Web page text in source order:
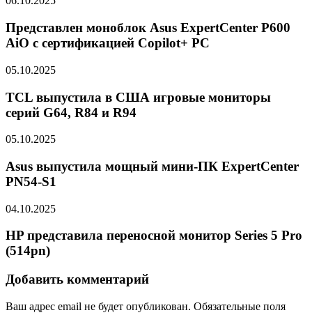
Представлен моноблок Asus ExpertCenter P600
AiO с сертификацией Copilot+ PC
05.10.2025
TCL выпустила в США игровые мониторы
серий G64, R84 и R94
05.10.2025
Asus выпустила мощный мини-ПК ExpertCenter
PN54-S1
04.10.2025
HP представила переносной монитор Series 5 Pro
(514pn)
Добавить комментарий
Ваш адрес email не будет опубликован. Обязательные поля